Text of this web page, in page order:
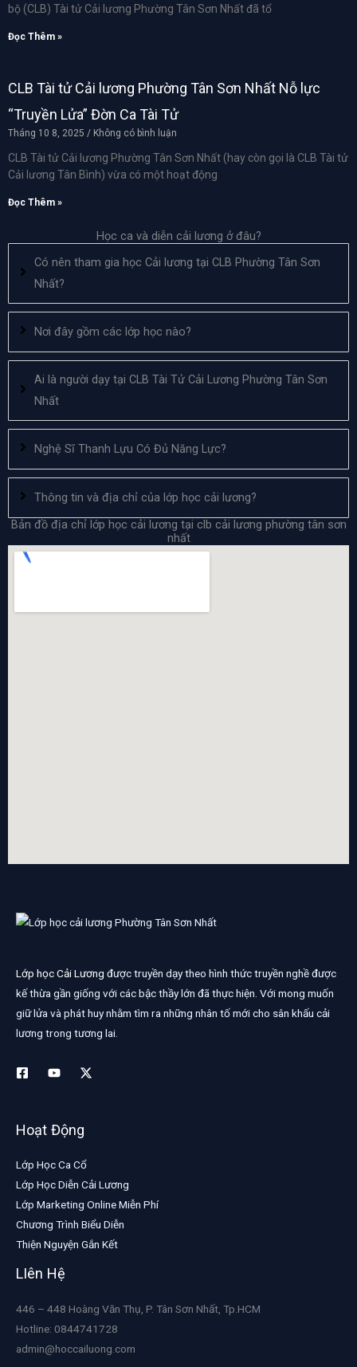
bộ (CLB) Tài tử Cải lương Phường Tân Sơn Nhất đã tổ
Đọc Thêm »
CLB Tài tử Cải lương Phường Tân Sơn Nhất Nỗ lực
“Truyền Lửa” Đờn Ca Tài Tử
Tháng 10 8, 2025 Không có bình luận
CLB Tài tử Cải lương Phường Tân Sơn Nhất (hay còn gọi là CLB Tài tử
Cải lương Tân Bình) vừa có một hoạt động
Đọc Thêm »
Học ca và diễn cải lương ở đâu?
Có nên tham gia học Cải lương tại CLB Phường Tân Sơn
Nhất?
Nơi đây gồm các lớp học nào?
Ai là người dạy tại CLB Tài Tử Cải Lương Phường Tân Sơn
Nhất
Nghệ Sĩ Thanh Lựu Có Đủ Năng Lực?
Thông tin và địa chỉ của lớp học cải lương?
Bản đồ địa chỉ lớp học cải lương tại clb cải lương phường tân sơn
nhất
Lớp học Cải Lương được truyền dạy theo hình thức truyền nghề được
kế thừa gần giống với các bậc thầy lớn đã thực hiện. Với mong muốn
giữ lửa và phát huy nhằm tìm ra những nhân tố mới cho sân khấu cải
lương trong tương lai.
Hoạt Động
Lớp Học Ca Cổ
Lớp Học Diễn Cải Lương
Lớp Marketing Online Miễn Phí
Chương Trình Biểu Diễn
Thiện Nguyện Gắn Kết
LIên Hệ
446 – 448 Hoàng Văn Thụ, P. Tân Sơn Nhất, Tp.HCM
Hotline: 0844741728
admin@hoccailuong.com